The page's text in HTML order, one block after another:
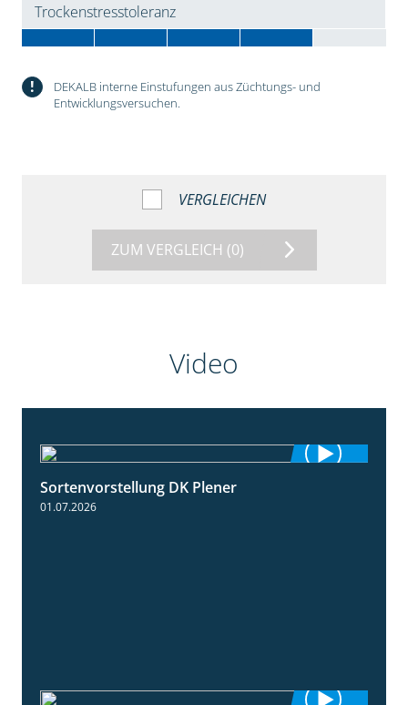
Trockenstresstoleranz
!
DEKALB interne Einstufungen aus Züchtungs- und
Entwicklungsversuchen.
VERGLEICHEN
ZUM VERGLEICH (0)
Video
Sortenvorstellung DK Plener
01.07.2026